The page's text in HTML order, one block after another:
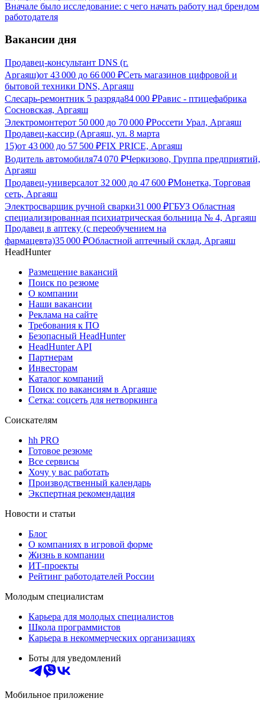
Вначале было исследование: с чего начать работу над брендом
работодателя
Вакансии дня
Продавец-консультант DNS (г.
Аргаяш)от 43 000 до 66 000 ₽Сеть магазинов цифровой и
бытовой техники DNS, Аргаяш
Слесарь-ремонтник 5 разряда84 000 ₽Равис - птицефабрика
Сосновская, Аргаяш
Электромонтерот 50 000 до 70 000 ₽Россети Урал, Аргаяш
Продавец-кассир (Аргаяш, ул. 8 марта
15)от 43 000 до 57 500 ₽FIX PRICE, Аргаяш
Водитель автомобиля74 070 ₽Черкизово, Группа предприятий,
Аргаяш
Продавец-универсалот 32 000 до 47 600 ₽Монетка, Торговая
сеть, Аргаяш
Электросварщик ручной сварки31 000 ₽ГБУЗ Областная
специализированная психиатрическая больница № 4, Аргаяш
Продавец в аптеку (с переобучением на
фармацевта)35 000 ₽Областной аптечный склад, Аргаяш
HeadHunter
Размещение вакансий
Поиск по резюме
О компании
Наши вакансии
Реклама на сайте
Требования к ПО
Безопасный HeadHunter
HeadHunter API
Партнерам
Инвесторам
Каталог компаний
Поиск по вакансиям в Аргаяше
Сетка: соцсеть для нетворкинга
Соискателям
hh PRO
Готовое резюме
Все сервисы
Хочу у вас работать
Производственный календарь
Экспертная рекомендация
Новости и статьи
Блог
О компаниях в игровой форме
Жизнь в компании
ИТ-проекты
Рейтинг работодателей России
Молодым специалистам
Карьера для молодых специалистов
Школа программистов
Карьера в некоммерческих организациях
Боты для уведомлений
Мобильное приложение